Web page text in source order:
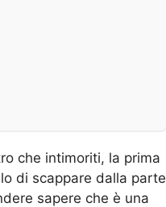
che intimoriti, la prima
di scappare dalla parte
sapere che è una